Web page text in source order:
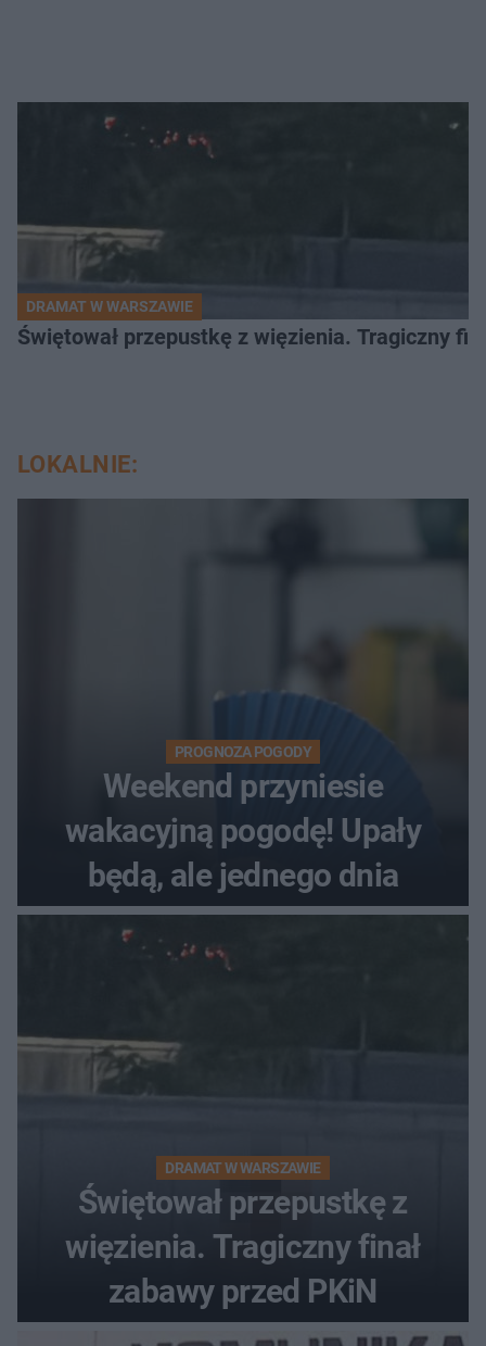
DRAMAT W WARSZAWIE
Świętował przepustkę z więzienia. Tragiczny
LOKALNIE:
PROGNOZA POGODY
Weekend przyniesie
wakacyjną pogodę! Upały
będą, ale jednego dnia
DRAMAT W WARSZAWIE
Świętował przepustkę z
więzienia. Tragiczny finał
zabawy przed PKiN